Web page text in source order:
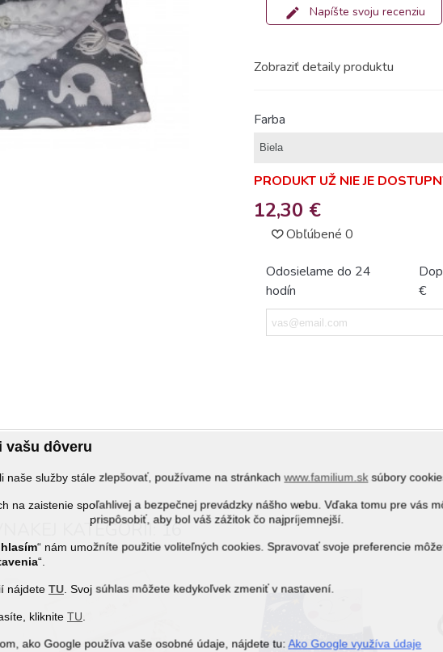
vašu dôveru
naše služby stále zlepšovať, používame na stránkachwww.familium.sk súbory
na zaistenie spoľahlivej a bezpečnej prevádzky nášho webu. Vďaka tomu pre vás
prispôsobiť, aby bol váš zážitok čo najpríjemnejší.
“ nám umožníte použitie voliteľných cookies. Spravovať svoje preferencie
“.
nájdete TU . Svoj súhlas môžete kedykoľvek zmeniť v nastavení.
klikniteTU
ako Google používa vaše osobné údaje, nájdete tu:Ako Google využíva údaje
Napíšte svoju recenziu
Zobraziť detaily produktu
Farba
PRODUKT UŽ NIE JE
12,30 €
Obľúbené 0
Odosielame do 24
hodín
€
KATEGÓRII: 16